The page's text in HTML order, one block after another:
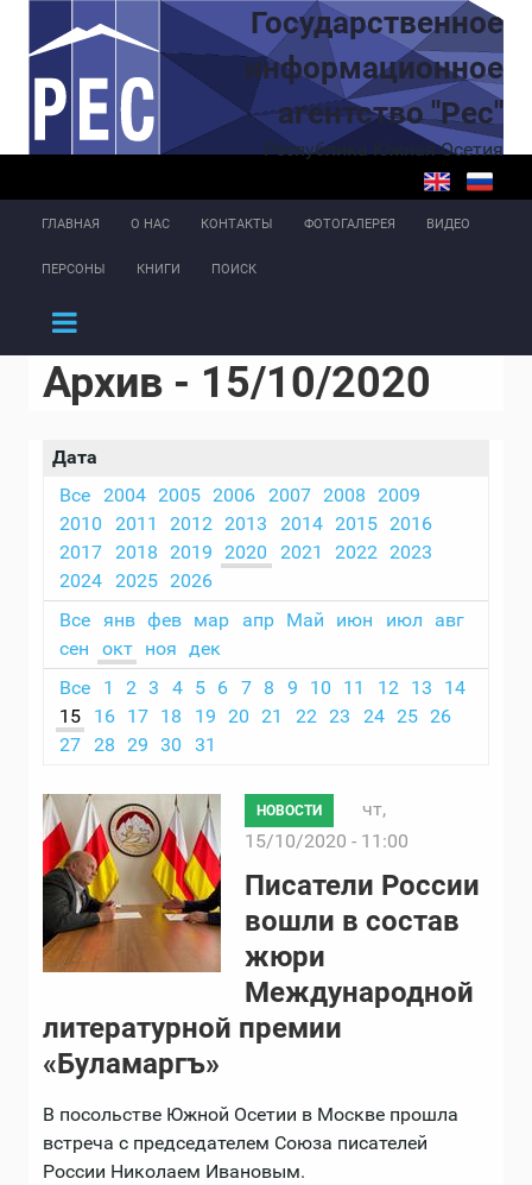
Перейти к основному содержаниюГосударственное
информационное
агентство "Рес"
Республика Южная Осетия
ГЛАВНАЯ О НАС КОНТАКТЫ ФОТОГАЛЕРЕЯ ВИДЕО
ПЕРСОНЫ КНИГИ ПОИСК
Архив - 15/10/2020
Дата
Все
2004 2005 2006 2007 2008
2009
2010
2011 2012 2013 2014 2015 2016
2017
2018 2019 2020 2021 2022 2023
2024
2025
2026
Все янв фев мар апр Май июн июл
авг
сен
окт ноя дек
Все
1 2 3 4 5 6 7 8 9 10 11 12 13
14
15
16 17 18 19 20 21 22 23 24 25 26
27
28 29 30 31
НОВОСТИ
чт,
15/10/2020 - 11:00
Писатели России
вошли в состав
жюри
Международной
литературной премии
«Буламаргъ»
В посольстве Южной Осетии в Москве прошла
встреча с председателем Союза писателей
России Николаем Ивановым.